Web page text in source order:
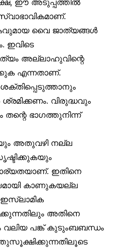
വൈ ജാത്യങ്ങൾ
ഇവിടെ
അല്ലാഹുവിന്റെ
എന്നതാണ്.
വിരുദ്ധവും
ഭാഗത്തുനിന്ന്
അതുവഴി നല്ല
ഇതിനെ
കാണുകയല്ല
അതിനെ
വലിയ പങ്ക് കുടുംബബന്ധം